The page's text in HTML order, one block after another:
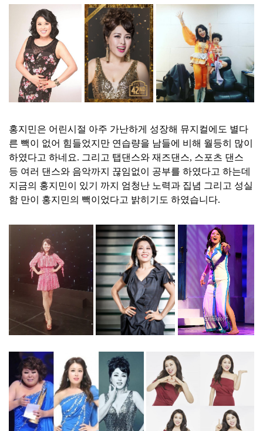
홍지민은 어린시절 아주 가난하게 성장해 뮤지컬에도 별다
른 빽이 없어 힘들었지만 연습량을 남들에 비해 월등히 많이
하였다고 하네요. 그리고 탭댄스와 재즈댄스, 스포츠 댄스
등 여러 댄스와 음악까지 끊임없이 공부를 하였다고 하는데
지금의 홍지민이 있기 까지 엄청난 노력과 집념 그리고 성실
함 만이 홍지민의 빽이었다고 밝히기도 하였습니다.